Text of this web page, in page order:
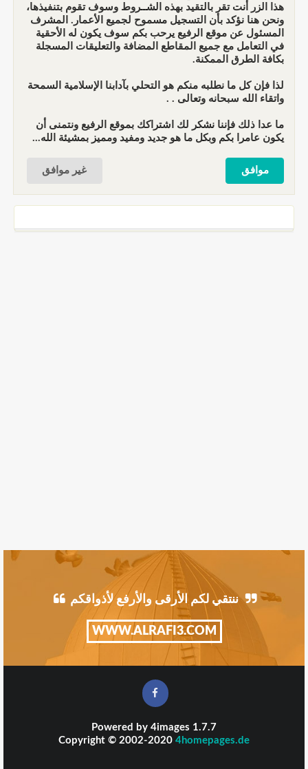
هذا الزر أنت تقر بالتقيد بهذه الشــروط وسوف تقوم بتنفيذها،
ونحن هنا نؤكد بأن التسجيل مسموح لجميع الأعمار. المشرف
المسئول عن موقع الرفيع يرحب بكم سوف يكون له الأحقية
في التعامل مع جميع المقاطع المضافة والتعليقات المسجلة
بكافة الطرق الممكنة.
لذا فإن كل ما نطلبه منكم هو التحلي بآدابنا الإسلامية السمحة
واتقاء الله سبحانه وتعالى . .
ما عدا ذلك فإننا نشكر لك اشتراكك بموقع الرفيع ونتمنى أن
يكون عامرا بكم وبكل ما هو جديد ومفيد ومميز بمشيئة الله...
ننتقي لكم الأرقى والأرفع لأذواقكم
WWW.ALRAFI3.COM
Powered by 4images 1.7.7
Copyright © 2002-2020 4homepages.de